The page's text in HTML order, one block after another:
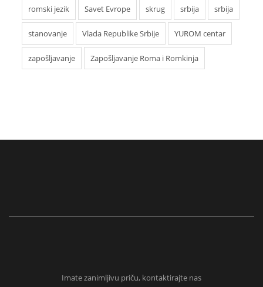
romski jezik Savet Evrope skrug srbija srbija
stanovanje Vlada Republike Srbije YUROM centar
zapošljavanje Zapošljavanje Roma i Romkinja
Imate zanimljivu priču, kontaktirajte nas